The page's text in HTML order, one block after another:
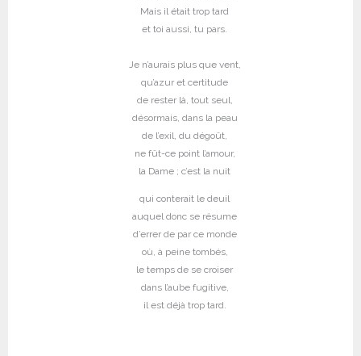
Mais il était trop tard
et toi aussi, tu pars.
Je n’aurais plus que vent,
qu’azur et certitude
de rester là, tout seul,
désormais, dans la peau
de l’exil, du dégoût,
ne fût-ce point l’amour,
la Dame ; c’est la nuit
qui conterait le deuil
auquel donc se résume
d’errer de par ce monde
où, à peine tombés,
le temps de se croiser
dans l’aube fugitive,
il est déjà trop tard.